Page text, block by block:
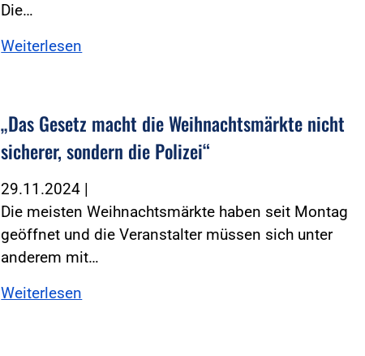
Die…
Weiterlesen
„Das Gesetz macht die Weihnachtsmärkte nicht
sicherer, sondern die Polizei“
29.11.2024 |
Die meisten Weihnachtsmärkte haben seit Montag
geöffnet und die Veranstalter müssen sich unter
anderem mit…
Weiterlesen